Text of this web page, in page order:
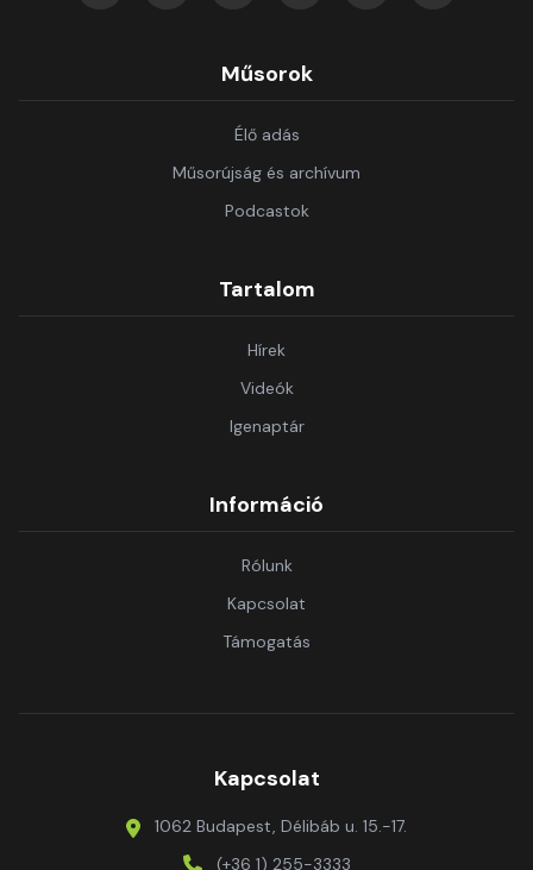
Műsorok
Élő adás
Műsorújság és archívum
Podcastok
Tartalom
Hírek
Videók
Igenaptár
Információ
Rólunk
Kapcsolat
Támogatás
Kapcsolat
1062 Budapest, Délibáb u. 15.-17.
(+36 1) 255-3333